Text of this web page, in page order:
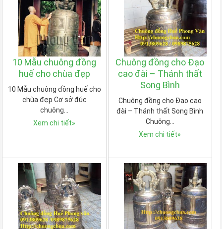
10 Mẫu chuông đồng
huế cho chùa đẹp
10 Mẫu chuông đồng huế cho
chùa đẹp Cơ sở đúc
chuông…
Xem chi tiết»
Chuông đồng cho Đạo
cao đài – Thánh thất
Song Bình
Chuông đồng cho Đạo cao
đài – Thánh thất Song Bình
Chuông…
Xem chi tiết»